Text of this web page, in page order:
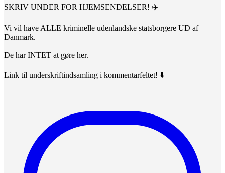
SKRIV UNDER FOR HJEMSENDELSER! ✈️
Vi vil have ALLE kriminelle udenlandske statsborgere UD af
Danmark.
De har INTET at gøre her.
Link til underskriftindsamling i kommentarfeltet! ⬇️